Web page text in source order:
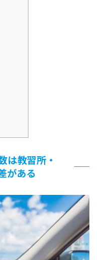
は教習所・
がある